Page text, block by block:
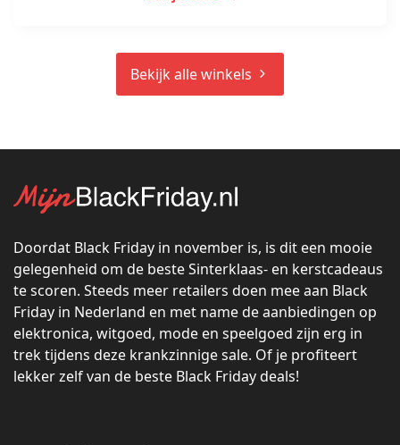
Bekijk alle winkels
Doordat Black Friday in november is, is dit een mooie
gelegenheid om de beste Sinterklaas- en kerstcadeaus
te scoren. Steeds meer retailers doen mee aan Black
Friday in Nederland en met name de aanbiedingen op
elektronica, witgoed, mode en speelgoed zijn erg in
trek tijdens deze krankzinnige sale. Of je profiteert
lekker zelf van de beste Black Friday deals!